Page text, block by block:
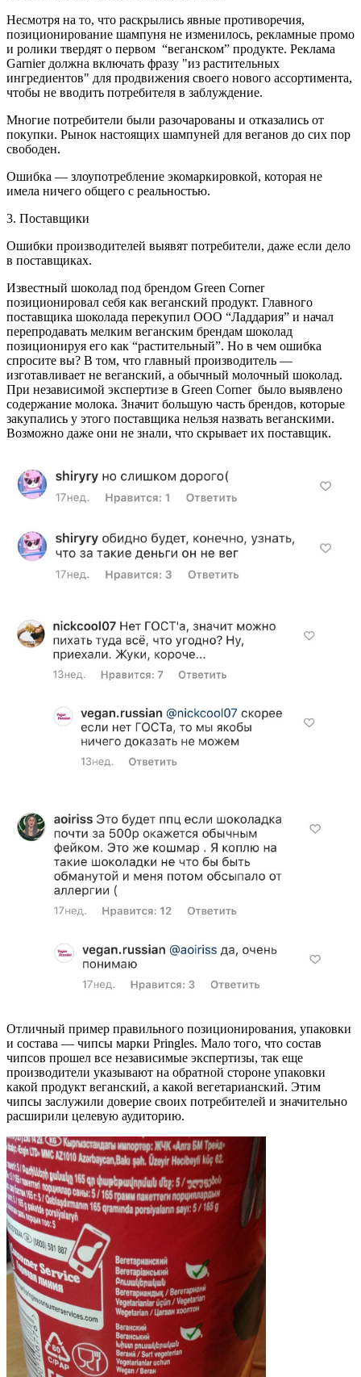
Несмотря на то, что раскрылись явные противоречия,
позиционирование шампуня не изменилось, рекламные промо
и ролики твердят о первом “веганском” продукте. Реклама
Garnier должна включать фразу "из растительных
ингредиентов" для продвижения своего нового ассортимента,
чтобы не вводить потребителя в заблуждение.
Многие потребители были разочарованы и отказались от
покупки. Рынок настоящих шампуней для веганов до сих пор
свободен.
Ошибка — злоупотребление экомаркировкой, которая не
имела ничего общего с реальностью.
3. Поставщики
Ошибки производителей выявят потребители, даже если дело
в поставщиках.
Известный шоколад под брендом Green Corner
позиционировал себя как веганский продукт. Главного
поставщика шоколада перекупил ООО “Ладдария” и начал
перепродавать мелким веганским брендам шоколад
позиционируя его как “растительный”. Но в чем ошибка
спросите вы? В том, что главный производитель —
изготавливает не веганский, а обычный молочный шоколад.
При независимой экспертизе в Green Corner было выявлено
содержание молока. Значит большую часть брендов, которые
закупались у этого поставщика нельзя назвать веганскими.
Возможно даже они не знали, что скрывает их поставщик.
Отличный пример правильного позиционирования, упаковки
и состава — чипсы марки Pringles. Мало того, что состав
чипсов прошел все независимые экспертизы, так еще
производители указывают на обратной стороне упаковки
какой продукт веганский, а какой вегетарианский. Этим
чипсы заслужили доверие своих потребителей и значительно
расширили целевую аудиторию.